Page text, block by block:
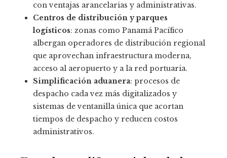
con ventajas arancelarias y administrativas.
Centros de distribución y parques
logísticos: zonas como Panamá Pacífico
albergan operadores de distribución regional
que aprovechan infraestructura moderna,
acceso al aeropuerto y a la red portuaria.
Simplificación aduanera: procesos de
despacho cada vez más digitalizados y
sistemas de ventanilla única que acortan
tiempos de despacho y reducen costos
administrativos.